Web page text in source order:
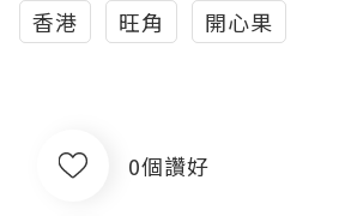
香港
旺角 開心果
0個讚好